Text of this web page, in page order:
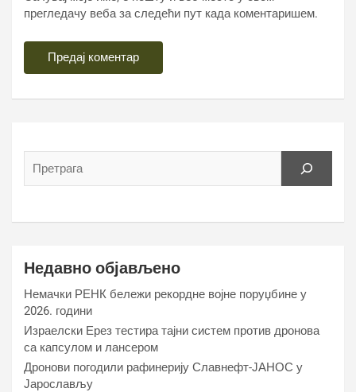
прегледачу веба за следећи пут када коментаришем.
Недавно објављено
Немачки РЕНК бележи рекордне војне поруџбине у
2026. години
Израелски Ерез тестира тајни систем против дронова
са капсулом и лансером
Дронови погодили рафинерију Славнефт-ЈАНОС у
Јарослављу